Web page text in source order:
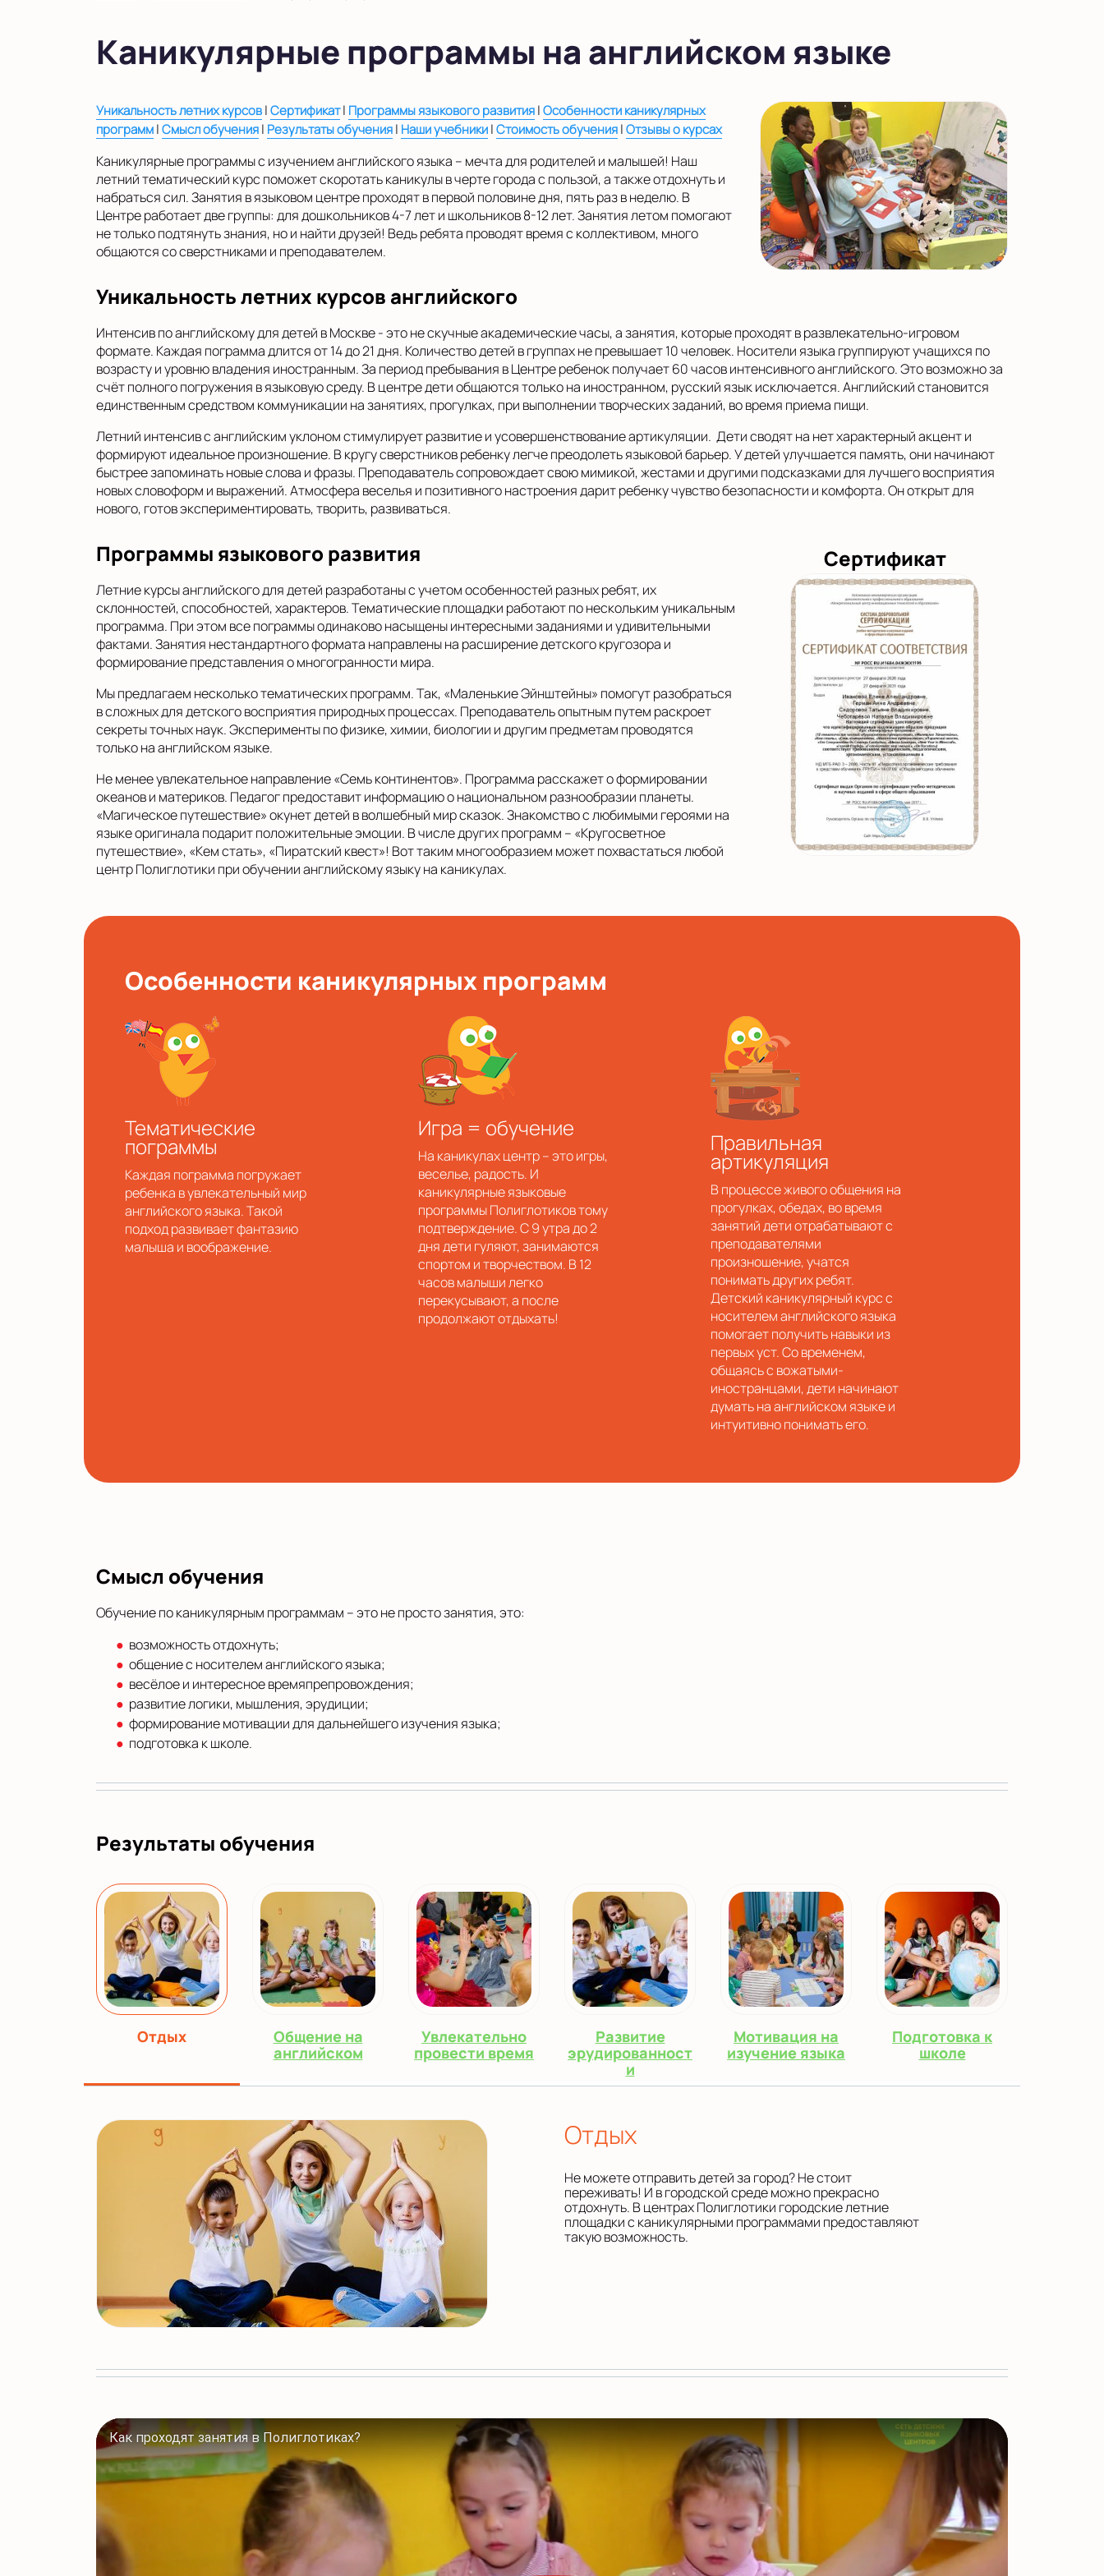
Выбрать другой город
Каникулярные программы на английском языке
Уникальность летних курсов|Сертификат| Программы языкового развития|Особенности каникулярных
программ|Смысл обучения| Результаты обучения| Наши учебники|Стоимость обучения|Отзывы о курсах
Каникулярные программы с изучением английского языка – мечта для родителей и малышей! Наш
летний тематический курс поможет скоротать каникулы в черте города с пользой, а также отдохнуть и
набраться сил. Занятия в языковом центре проходят в первой половине дня, пять раз в неделю. В
Центре работает две группы: для дошкольников 4-7 лет и школьников 8-12 лет. Занятия летом помогают
не только подтянуть знания, но и найти друзей! Ведь ребята проводят время с коллективом, много
общаются со сверстниками и преподавателем.
Уникальность летних курсов английского
Интенсив по английскому для детей в Москве - это не скучные академические часы, а занятия, которые проходят в развлекательно-игровом
формате. Каждая пограмма длится от 14 до 21 дня. Количество детей в группах не превышает 10 человек. Носители языка группируют учащихся по
возрасту и уровню владения иностранным. За период пребывания в Центре ребенок получает 60 часов интенсивного английского. Это возможно за
счёт полного погружения в языковую среду. В центре дети общаются только на иностранном, русский язык исключается. Английский становится
единственным средством коммуникации на занятиях, прогулках, при выполнении творческих заданий, во время приема пищи.
Летний интенсив с английским уклоном стимулирует развитие и усовершенствование артикуляции. Дети сводят на нет характерный акцент и
формируют идеальное произношение. В кругу сверстников ребенку легче преодолеть языковой барьер. У детей улучшается память, они начинают
быстрее запоминать новые слова и фразы. Преподаватель сопровождает свою мимикой, жестами и другими подсказками для лучшего восприятия
новых словоформ и выражений. Атмосфера веселья и позитивного настроения дарит ребенку чувство безопасности и комфорта. Он открыт для
нового, готов экспериментировать, творить, развиваться.
Сертификат
Программы языкового развития
Летние курсы английского для детей разработаны с учетом особенностей разных ребят, их
склонностей, способностей, характеров. Тематические площадки работают по нескольким уникальным
программа. При этом все пограммы одинаково насыщены интересными заданиями и удивительными
фактами. Занятия нестандартного формата направлены на расширение детского кругозора и
формирование представления о многогранности мира.
Мы предлагаем несколько тематических программ. Так, «Маленькие Эйнштейны» помогут разобраться
в сложных для детского восприятия природных процессах. Преподаватель опытным путем раскроет
секреты точных наук. Эксперименты по физике, химии, биологии и другим предметам проводятся
только на английском языке.
Не менее увлекательное направление «Семь континентов». Программа расскажет о формировании
океанов и материков. Педагог предоставит информацию о национальном разнообразии планеты.
«Магическое путешествие» окунет детей в волшебный мир сказок. Знакомство с любимыми героями на
языке оригинала подарит положительные эмоции. В числе других программ – «Кругосветное
путешествие», «Кем стать», «Пиратский квест»! Вот таким многообразием может похвастаться любой
центр Полиглотики при обучении английскому языку на каникулах.
Особенности каникулярных программ
Тематические
пограммы
Каждая пограмма погружает
ребенка в увлекательный мир
английского языка. Такой
подход развивает фантазию
малыша и воображение.
Игра = обучение
На каникулах центр – это игры,
веселье, радость. И
каникулярные языковые
программы Полиглотиков тому
подтверждение. С 9 утра до 2
дня дети гуляют, занимаются
спортом и творчеством. В 12
часов малыши легко
перекусывают, а после
продолжают отдыхать!
Правильная
артикуляция
В процессе живого общения на
прогулках, обедах, во время
занятий дети отрабатывают с
преподавателями
произношение, учатся
понимать других ребят.
Детский каникулярный курс с
носителем английского языка
помогает получить навыки из
первых уст. Со временем,
общаясь с вожатыми-
иностранцами, дети начинают
думать на английском языке и
интуитивно понимать его.
Смысл обучения
Обучение по каникулярным программам – это не просто занятия, это:
возможность отдохнуть;
общение с носителем английского языка;
весёлое и интересное времяпрепровождения;
развитие логики, мышления, эрудиции;
формирование мотивации для дальнейшего изучения языка;
подготовка к школе.
Результаты обучения
Отдых
Общение на
английском
Увлекательно
провести время
Развитие
эрудированност
и
Мотивация на
изучение языка
Подготовка к
школе
Отдых
Не можете отправить детей за город? Не стоит
переживать! И в городской среде можно прекрасно
отдохнуть. В центрах Полиглотики городские летние
площадки с каникулярными программами предоставляют
такую возможность.
Как проходят занятия в Полиглотиках?